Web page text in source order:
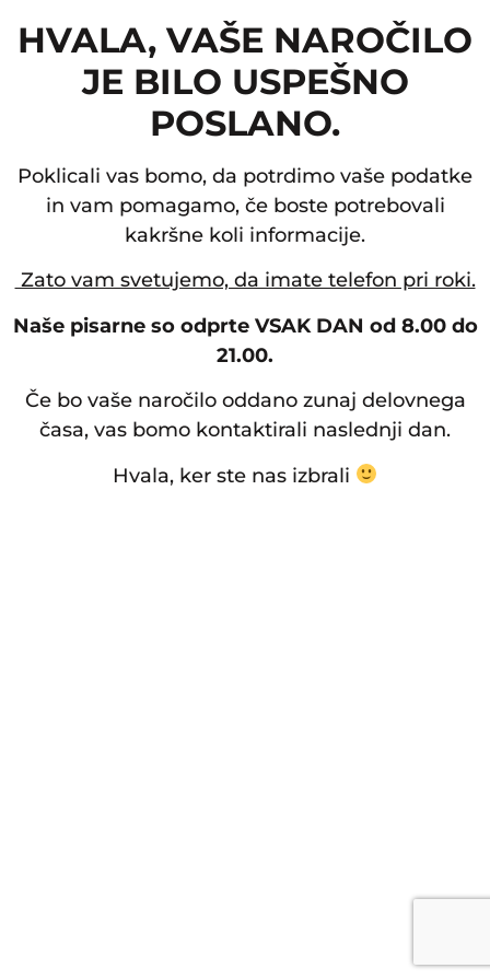
HVALA, VAŠE NAROČILO
JE BILO USPEŠNO
POSLANO.
Poklicali vas bomo, da potrdimo vaše podatke
in vam pomagamo, če boste potrebovali
kakršne koli informacije.
Zato vam svetujemo, da imate telefon pri roki.
Naše pisarne so odprte VSAK DAN od 8.00 do
21.00.
Če bo vaše naročilo oddano zunaj delovnega
časa, vas bomo kontaktirali naslednji dan.
Hvala, ker ste nas izbrali